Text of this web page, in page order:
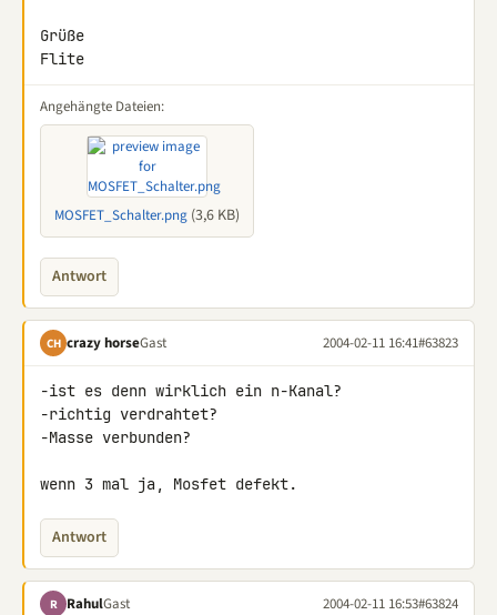
Grüße
Flite
Angehängte Dateien:
MOSFET_Schalter.png (3,6 KB)
Antwort
CH crazy horseGast 2004-02-11 16:41#63823
-ist es denn wirklich ein n-Kanal?
-richtig verdrahtet?
-Masse verbunden?
wenn 3 mal ja, Mosfet defekt.
Antwort
R RahulGast 2004-02-11 16:53#63824